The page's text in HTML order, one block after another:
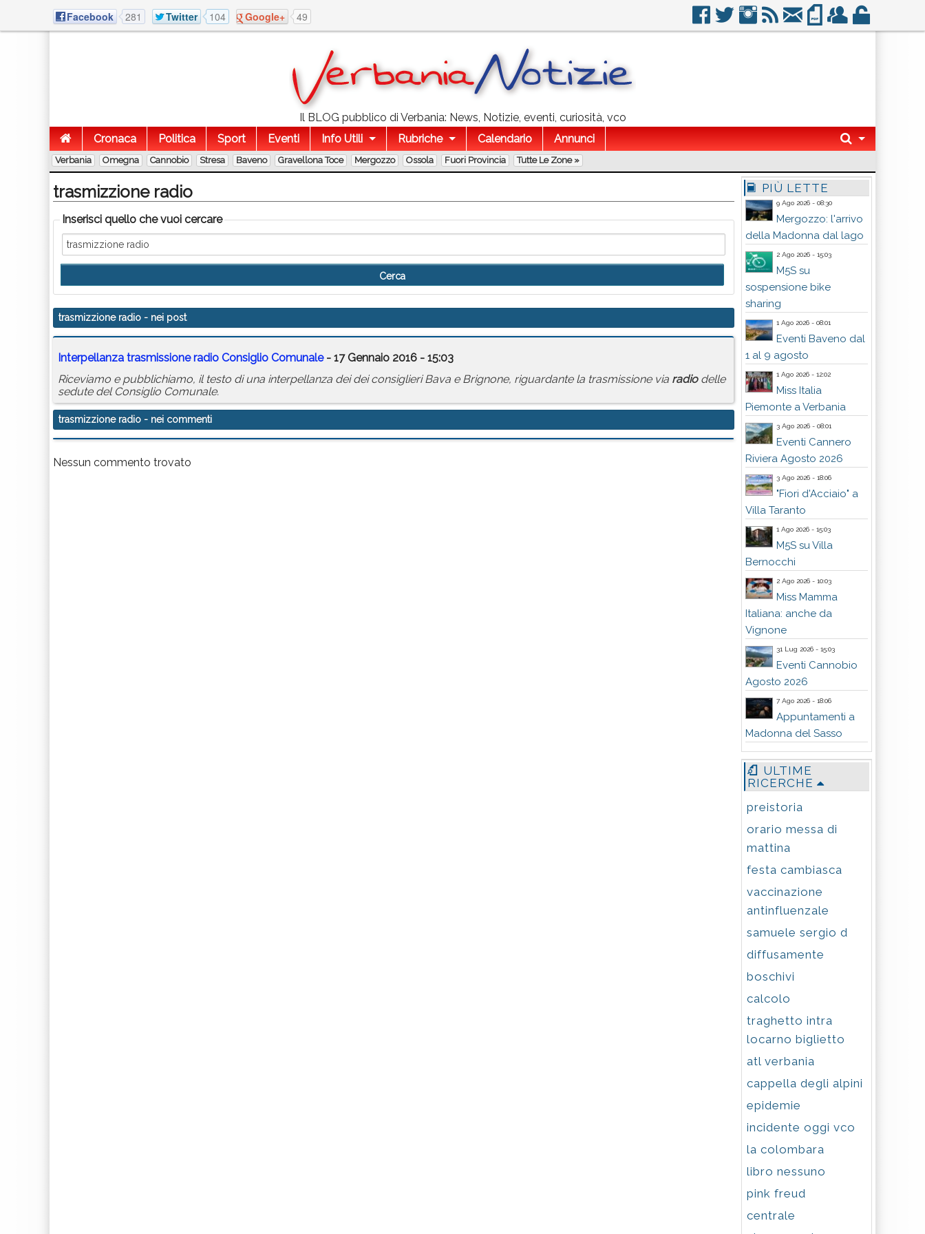
Facebook 281 Twitter 104 Google+ 49
Il BLOG pubblico di Verbania: News, Notizie, eventi, curiosità, vco
Cronaca
Politica Sport Eventi Info Utili Rubriche Calendario Annunci
Verbania Omegna Cannobio Stresa Baveno Gravellona Toce Mergozzo Ossola Fuori Provincia Tutte Le Zone »
trasmizzione radio
Inserisci quello che vuoi cercare
trasmizzione radio - nei post
Interpellanza trasmissioneradio Consiglio Comunale- 17 Gennaio 2016 - 15:03
Riceviamo e pubblichiamo, il testo di una interpellanza dei dei consiglieri Bava e Brignone, riguardante la trasmissione via radiodelle
sedute del Consiglio Comunale.
trasmizzione radio - nei commenti
Nessun commento trovato
PIÙ LETTE
9 Ago 2026 - 08:30
Mergozzo: l'arrivo
della Madonna dal lago
2 Ago 2026 - 15:03
M5S su
sospensione bike
sharing
1 Ago 2026 - 08:01
Eventi Baveno dal
1 al 9 agosto
1 Ago 2026 - 12:02
Miss Italia
Piemonte a Verbania
3 Ago 2026 - 08:01
Eventi Cannero
Riviera Agosto 2026
3 Ago 2026 - 18:06
"Fiori d'Acciaio" a
Villa Taranto
1 Ago 2026 - 15:03
M5S su Villa
Bernocchi
2 Ago 2026 - 10:03
Miss Mamma
Italiana: anche da
Vignone
31 Lug 2026 - 15:03
Eventi Cannobio
Agosto 2026
7 Ago 2026 - 18:06
Appuntamenti a
Madonna del Sasso
ULTIME
RICERCHE
preistoria
orario messa di
mattina
festa cambiasca
vaccinazione
antinfluenzale
samuele sergio d
diffusamente
boschivi
calcolo
traghetto intra
locarno biglietto
atl verbania
cappella degli alpini
epidemie
incidente oggi vco
la colombara
libro nessuno
pink freud
centrale